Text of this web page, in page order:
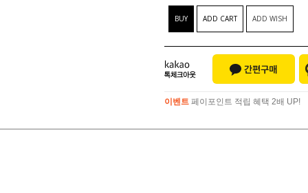
BUY ADD CART ADD WISH
이벤트 페이포인트 적립 혜택 2배 UP!